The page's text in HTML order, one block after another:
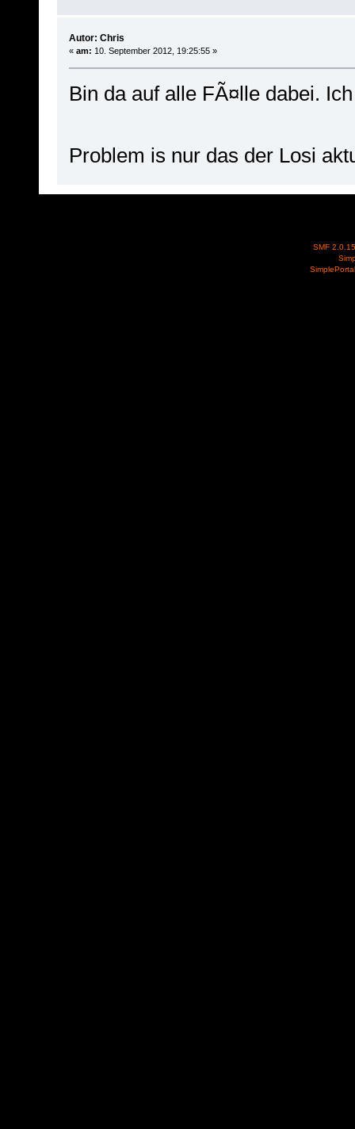
Autor: Chris
« am: 10. September 2012, 19:25:55 »
Bin da auf alle FÃ¤lle dabei.
Problem is nur das der Losi
SMF 2.0.15